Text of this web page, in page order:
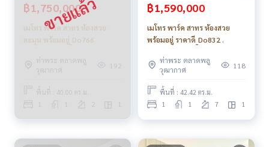
฿1,750,000
เมโทร พาร์ค สาทร ห้องสวย
ละมุน พร้อมอยู่_Do766
ท่าพระ ตลาดพลู
วุฒากาศ
192
พื้นที่ : 40.00 ตร.ม.
฿1,590,000
เมโทร พาร์ค สาทร ห้องสวย
พร้อมอยู่ ราคาดี_Do832 .
ท่าพระ ตลาดพลู
วุฒากาศ
118
พื้นที่ : 42.42 ตร.ม.
1 1 7 1